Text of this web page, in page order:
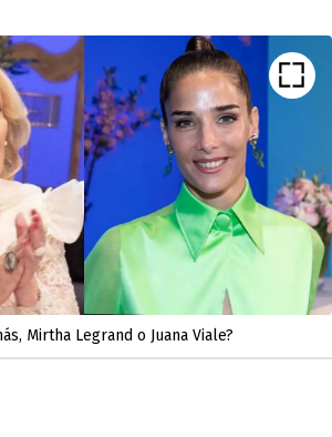
Mirtha Legrand o Juana Viale?